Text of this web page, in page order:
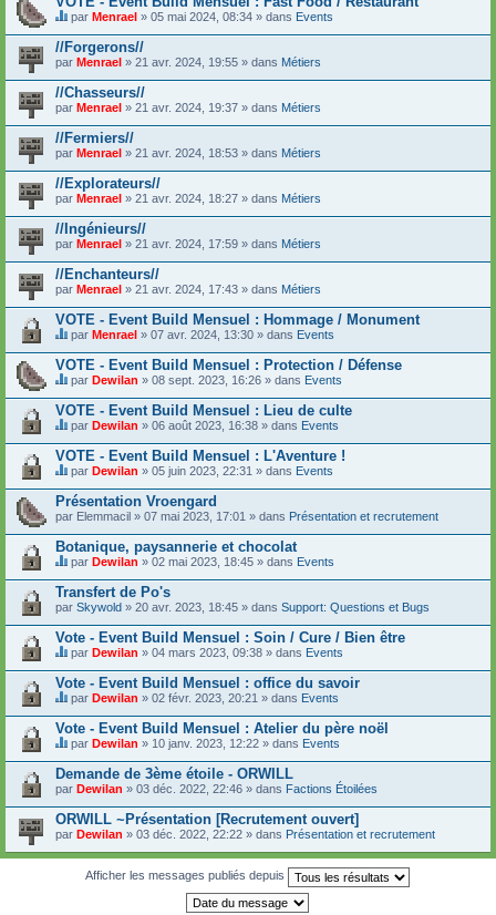
n
d
g
.
n
s
o
n
d
g
e
.
n
u
n
s
o
n
d
g
.
e
o
t
i
e
n
t
u
n
o
n
d
a
g
e
s
u
j
e
t
o
n
t
i
e
n
t
u
n
o
n
d
a
g
e
C
e
s
u
j
e
t
o
t
i
e
n
t
u
n
o
n
d
a
g
e
par Menrael » 05 mai 2024, 08:34 » dans Events
//Forgerons//
par Menrael » 21 avr. 2024, 19:55 » dans Métiers
//Chasseurs//
par Menrael » 21 avr. 2024, 19:37 » dans Métiers
//Fermiers//
par Menrael » 21 avr. 2024, 18:53 » dans Métiers
//Explorateurs//
par Menrael » 21 avr. 2024, 18:27 » dans Métiers
//Ingénieurs//
par Menrael » 21 avr. 2024, 17:59 » dans Métiers
//Enchanteurs//
par Menrael » 21 avr. 2024, 17:43 » dans Métiers
VOTE - Event Build Mensuel : Hommage / Monument
C
e
s
u
j
e
o
n
i
e
n
t
u
n
s
o
n
d
a
g
e
par Menrael » 07 avr. 2024, 13:30 » dans Events
VOTE - Event Build Mensuel : Protection / Défense
C
e
s
u
j
e
o
n
t
i
e
n
t
u
n
o
n
d
a
g
e
par Dewilan » 08 sept. 2023, 16:26 » dans Events
VOTE - Event Build Mensuel : Lieu de culte
C
e
s
u
j
e
t
o
n
i
e
n
t
u
n
s
o
n
d
a
g
e
par Dewilan » 06 août 2023, 16:38 » dans Events
VOTE - Event Build Mensuel : L'Aventure !
C
e
s
u
j
e
o
n
t
i
e
n
t
u
n
s
o
n
d
a
g
e
par Dewilan » 05 juin 2023, 22:31 » dans Events
Présentation Vroengard
par Elemmacil » 07 mai 2023, 17:01 » dans Présentation et recrutement
Botanique, paysannerie et chocolat
C
e
s
u
j
e
o
n
i
e
n
t
u
n
o
n
d
a
par Dewilan » 02 mai 2023, 18:45 » dans Events
Transfert de Po's
par Skywold » 20 avr. 2023, 18:45 » dans Support: Questions et Bugs
Vote - Event Build Mensuel : Soin / Cure / Bien être
C
e
s
u
j
e
o
n
t
i
e
n
t
u
par Dewilan » 04 mars 2023, 09:38 » dans Events
Vote - Event Build Mensuel : office du savoir
C
s
u
j
e
t
o
n
t
i
par Dewilan » 02 févr. 2023, 20:21 » dans Events
Vote - Event Build Mensuel : Atelier du père noël
C
e
s
u
j
e
t
o
par Dewilan » 10 janv. 2023, 12:22 » dans Events
Demande de 3ème étoile - ORWILL
par Dewilan » 03 déc. 2022, 22:46 » dans Factions Étoilées
ORWILL ~Présentation [Recrutement ouvert]
par Dewilan » 03 déc. 2022, 22:22 » dans Présentation et recrutement
Afficher les messages publiés depuis